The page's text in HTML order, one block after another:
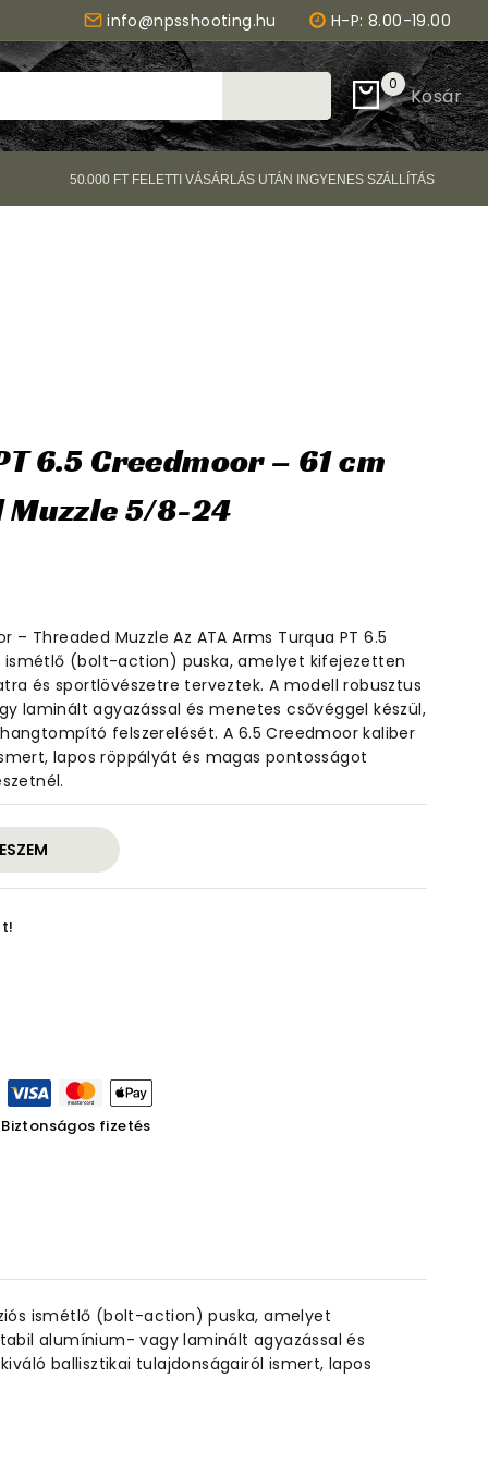
info@npsshooting.hu H-P: 8.00-19.00
0 Kosár
50.000 FT FELETTI VÁSÁRLÁS UTÁN INGYENES SZÁLLÍTÁS
6.5 Creedmoor – 61 cm
Muzzle 5/8-24
– Threaded Muzzle Az ATA Arms Turqua PT 6.5
ismétlő (bolt-action) puska, amelyet kifejezetten
és sportlövészetre terveztek. A modell robusztus
laminált agyazással és menetes csővéggel készül,
felszerelését. A 6.5 Creedmoor kaliber
lapos röppályát és magas pontosságot
Biztonságos fizetés
ismétlő (bolt-action) puska, amelyet
alumínium- vagy laminált agyazással és
ballisztikai tulajdonságairól ismert, lapos